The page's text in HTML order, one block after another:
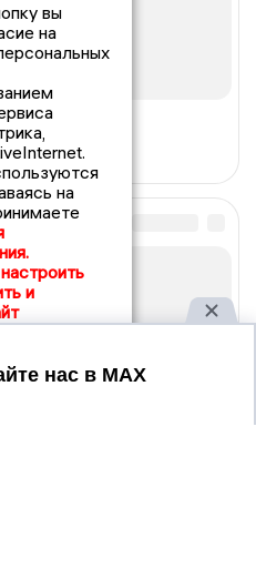
вы
на
на
настроить
и